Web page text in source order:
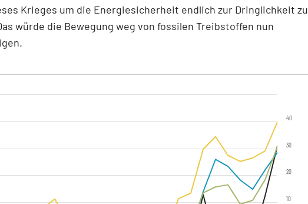
Krieges um die Energiesicherheit endlich zur Dringlichkeit zu
würde die Bewegung weg von fossilen Treibstoffen nun
10
20
30
40